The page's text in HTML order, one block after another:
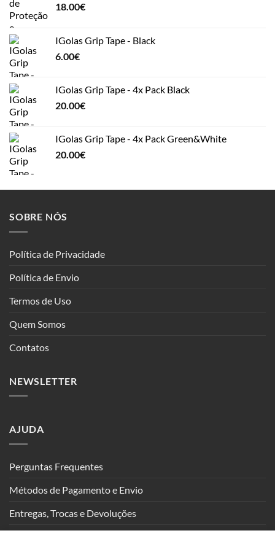
18.00€
IGolas Grip Tape - Black
6.00€
IGolas Grip Tape - 4x Pack Black
20.00€
IGolas Grip Tape - 4x Pack Green&White
20.00€
SOBRE NÓS
Política de Privacidade
Política de Envio
Termos de Uso
Quem Somos
Contatos
NEWSLETTER
AJUDA
Perguntas Frequentes
Métodos de Pagamento e Envio
Entregas, Trocas e Devoluções